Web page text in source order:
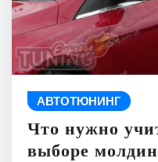
АВТОТЮНИНГ
Что нужно
выборе